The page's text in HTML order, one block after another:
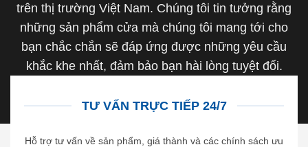
trên thị trường Việt Nam. Chúng tôi tin tưởng rằng
những sản phẩm cửa mà chúng tôi mang tới cho
bạn chắc chắn sẽ đáp ứng được những yêu cầu
khắc khe nhất, đảm bảo bạn hài lòng tuyệt đối.
TƯ VẤN TRỰC TIẾP 24/7
Hỗ trợ tư vấn về sản phẩm, giá thành và các chính sách ưu